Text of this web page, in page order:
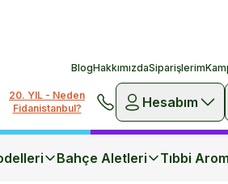
BlogHakkımızdaSiparişlerim
20. YIL - Neden
Fidanistanbul?
Hesabım
Bahçe Aletleri Tıbbi